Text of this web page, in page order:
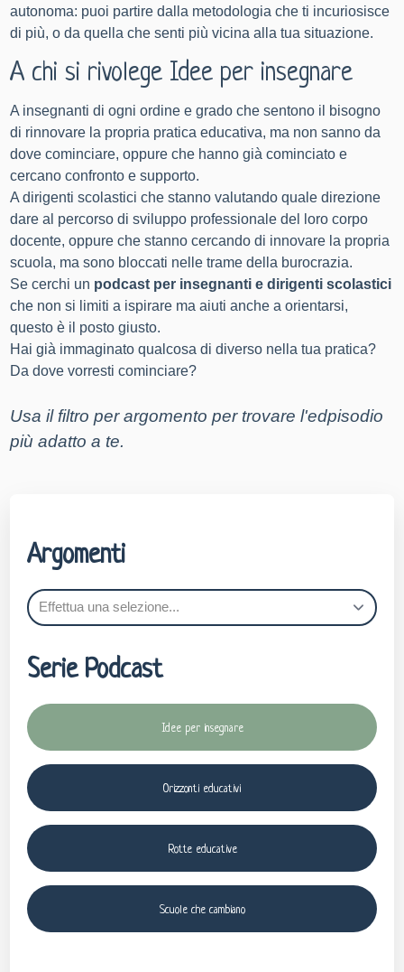
autonoma: puoi partire dalla metodologia che ti incuriosisce
di più, o da quella che senti più vicina alla tua situazione.
A chi si rivolege Idee per insegnare
A insegnanti di ogni ordine e grado che sentono il bisogno
di rinnovare la propria pratica educativa, ma non sanno da
dove cominciare, oppure che hanno già cominciato e
cercano confronto e supporto.
A dirigenti scolastici che stanno valutando quale direzione
dare al percorso di sviluppo professionale del loro corpo
docente, oppure che stanno cercando di innovare la propria
scuola, ma sono bloccati nelle trame della burocrazia.
Se cerchi un podcast per insegnanti e dirigenti scolastici
che non si limiti a ispirare ma aiuti anche a orientarsi,
questo è il posto giusto.
Hai già immaginato qualcosa di diverso nella tua pratica?
Da dove vorresti cominciare?
Usa il filtro per argomento per trovare l'edpisodio
più adatto a te.
Argomenti
Serie Podcast
Idee per insegnare
Orizzonti educativi
Rotte educative
Scuole che cambiano